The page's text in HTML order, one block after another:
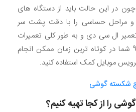
چون در این حالت باید از دستگاه های
و مراحل حساسی را با دقت پشت سر
ال سی دی و به طور کلی تعمیرات
سامسونگ گلکسی اس 9 شما در کوتاه ترین زمان ممکن انجام
موبایل کمک استفاده کنید.
شکسته گوشی
را از کجا تهیه کنیم؟